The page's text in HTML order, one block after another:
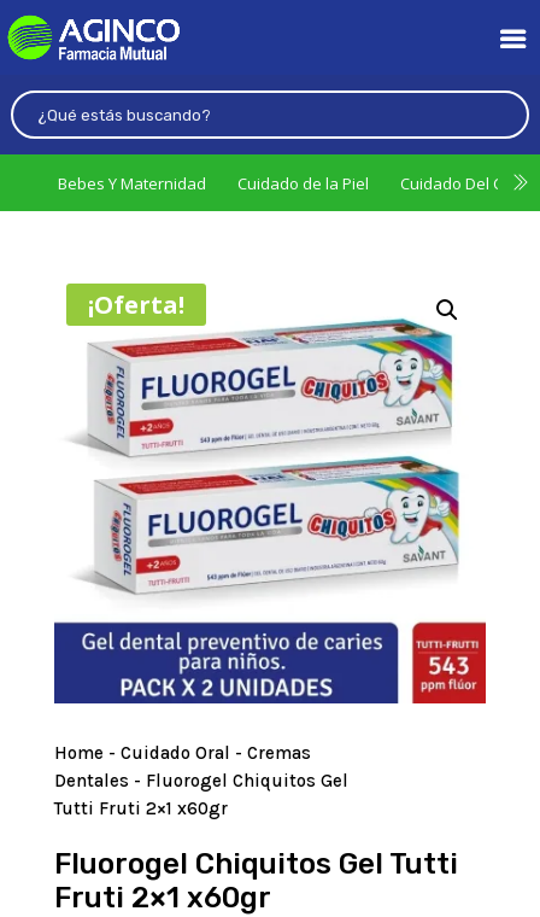
Bebes Y Maternidad Cuidado de la Piel Cuidado Del
¡Oferta!
Home - Cuidado Oral - Cremas
Dentales - Fluorogel Chiquitos Gel
Tutti Fruti 2×1 x60gr
Fluorogel Chiquitos Gel Tutti
Fruti 2×1 x60gr